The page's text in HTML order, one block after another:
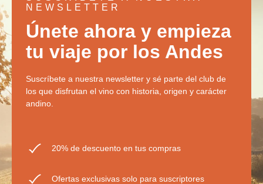
NEWSLETTER
Únete ahora y empieza
tu viaje por los Andes
Suscríbete a nuestra newsletter y sé parte del club de
los que disfrutan el vino con historia, origen y carácter
andino.
20% de descuento en tus compras
Ofertas exclusivas solo para suscriptores